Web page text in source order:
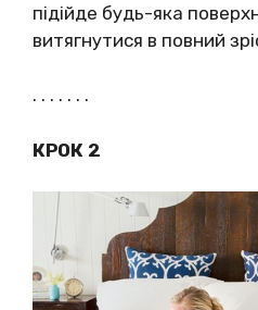
підійде будь-яка
витягнутися в повний
. . . . . . .
КРОК 2